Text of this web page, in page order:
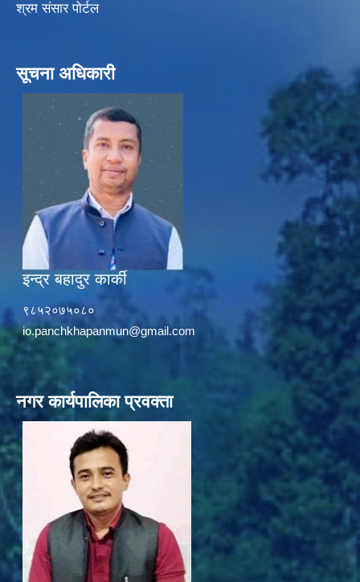
श्रम संसार पोर्टल
सूचना अधिकारी
इन्द्र बहादुर कार्की
९८५२०७५०८०
io.panchkhapanmun@gmail.com
नगर कार्यपालिका प्रवक्ता